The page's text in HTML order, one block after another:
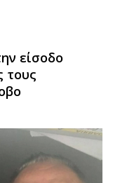
είσοδο
τους